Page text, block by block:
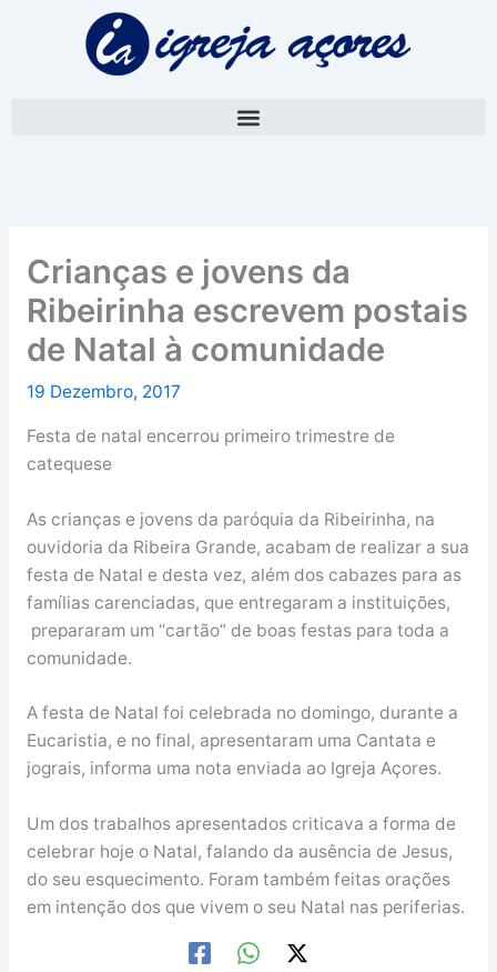
Crianças e jovens da
Ribeirinha escrevem postais
de Natal à comunidade
19 Dezembro, 2017
Festa de natal encerrou primeiro trimestre de
catequese
As crianças e jovens da paróquia da Ribeirinha, na
ouvidoria da Ribeira Grande, acabam de realizar a sua
festa de Natal e desta vez, além dos cabazes para as
famílias carenciadas, que entregaram a instituições,
prepararam um “cartão” de boas festas para toda a
comunidade.
A festa de Natal foi celebrada no domingo, durante a
Eucaristia, e no final, apresentaram uma Cantata e
jograis, informa uma nota enviada ao Igreja Açores.
Um dos trabalhos apresentados criticava a forma de
celebrar hoje o Natal, falando da ausência de Jesus,
do seu esquecimento. Foram também feitas orações
em intenção dos que vivem o seu Natal nas periferias.